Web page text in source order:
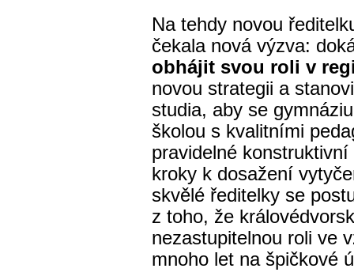
Na tehdy novou
čekala nová výzva:
obhájit svou roli v
novou strategii a
studia, aby se
školou s kvalitními
pravidelné
kroky k dosažení
skvělé ředitelky se
z toho, že
nezastupitelnou roli ve
mnoho let na špičkové